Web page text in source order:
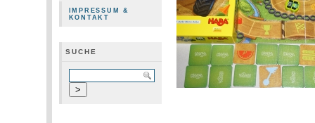
IMPRESSUM &
KONTAKT
SUCHE